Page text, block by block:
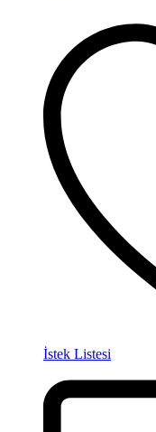
İstek Listesi